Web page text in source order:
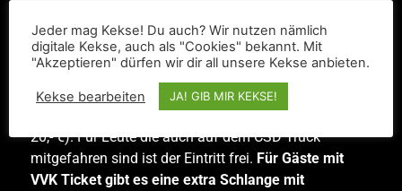
Outdoor Area gemütlich, trink ‘nen Schluck und stärke
dich mit nem leckeren Snack aus unserem Foodtruck!
Für alles wird gesorgt sein, Langeweile auf gar keinen
Fall! Tickets gibt es aufthe-werkroom.com
(Abendkasse und Stand auf dem CSD Straßenfest für
20,- €). Für Leute die auch auf dem CSD Truck
mitgefahren sind ist der Eintritt frei. Für Gäste mit
VVK Ticket gibt es eine extra Schlange mit
Jeder mag Kekse! Du auch? Wir nutzen nämlich
digitale Kekse, auch als "Cookies" bekannt. Mit
"Akzeptieren" dürfen wir dir all unsere Kekse anbieten.
Kekse bearbeiten JA! GIB MIR KEKSE!